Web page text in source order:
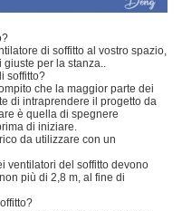
di soffitto al vostro spazio,
per la stanza..
soffitto?
che la maggior parte dei
di intraprendere il progetto da
è quella di spegnere
di iniziare.
da utilizzare con un
ventilatori del soffitto devono
più di 2,8 m, al fine di